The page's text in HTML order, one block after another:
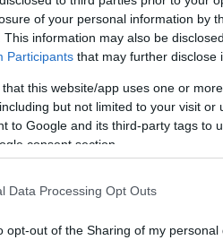
of your personal information by
This information may also be
Participants that may further disclose
that this website/app uses one or
but not limited to your visit
to Google and its third-party tags to
consent section.
Data Processing Opt Outs
opt-out of the Sharing of my personal